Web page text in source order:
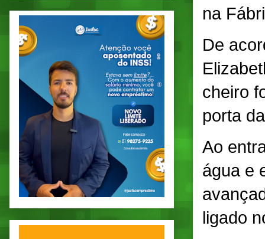
na
De
cheiro
porta
Ao
água e
ligado